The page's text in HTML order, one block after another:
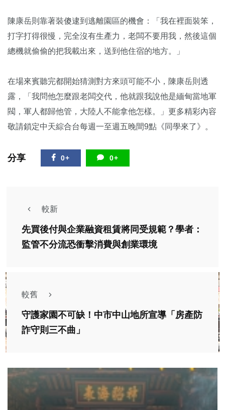
陳康岳則靠著裝傻逮到逃離園區的機會：「我在裡面裝笨，
打字打得很慢，完全沒有生產力，老闆不要用我，然後這個
總機就偷偷的把我載出來，送到他住宿的地方。」
在場來賓聽完都開始猜測對方來頭可能不小，陳康岳則透
露，「我問他怎麼跟老闆交代，他就跟我說他是緬甸當地軍
閥，軍人都歸他管，大陸人不能拿他怎樣。」更多精彩內容
敬請鎖定中天綜合台每週一至週五晚間9點《同學來了》。
分享 0+ 0+
較新
先買後付與企業融資租賃將同受規範？學者：
監管不分流恐衝擊消費與創業環境
較舊
守護家園不可缺！中市中山地所宣導「房產防
詐守則三不曲」